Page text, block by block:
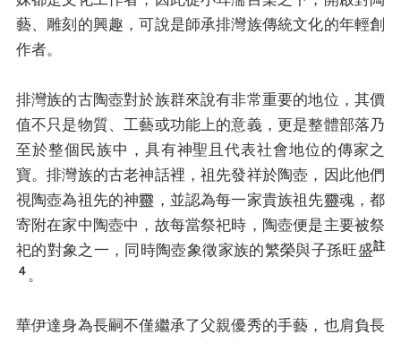
藝、雕刻的興趣，可說是師承排灣族傳統文化的年輕創
作者。
排灣族的古陶壺對於族群來說有非常重要的地位，其價
值不只是物質、工藝或功能上的意義，更是整體部落乃
至於整個民族中，具有神聖且代表社會地位的傳家之
寶。排灣族的古老神話裡，祖先發祥於陶壺，因此他們
視陶壺為祖先的神靈，並認為每一家貴族祖先靈魂，都
寄附在家中陶壺中，故每當祭祀時，陶壺便是主要被祭
祀的對象之一，同時陶壺象徵家族的繁榮與子孫旺盛註
４ 。
華伊達身為長嗣不僅繼承了父親優秀的手藝，也肩負長